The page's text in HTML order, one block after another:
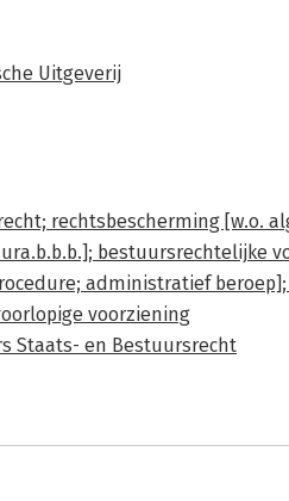
Uitgeverij
rechtsbescherming [w.o.
bestuursrechtelijke
administratief beroep];
voorziening
Staats- en Bestuursrecht